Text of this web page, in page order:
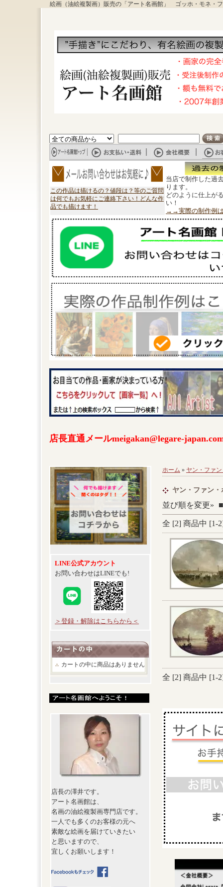
絵画（油絵複製画）販売の「アート名画館」 ゴッホ・モネ・
この作品は描けるの？値段は？等のご質問
は何でもお気軽にご連絡下さい！どんな作
品でも描けます！
当店で制作した過
ります。
どのように仕上が
い！
→→実際の制作例
店長直通メールmeigakan@legare-
LINE公式アカウント
お問い合わせはLINEでも!
＞登録・解除はこちらから＜
カートの中に商品はありません
店長の澤井です。
アート名画館は、
名画の油絵複製画専門店です。
一人でも多くのお客様の元へ
素敵な絵画を届けていきたい
と思いますので、
宜しくお願いします！
ホーム » ヤン・ファ
ヤン・ファン・
並び順を変更» ■
全 [2] 商品中 [1-2
全 [2] 商品中 [1-2